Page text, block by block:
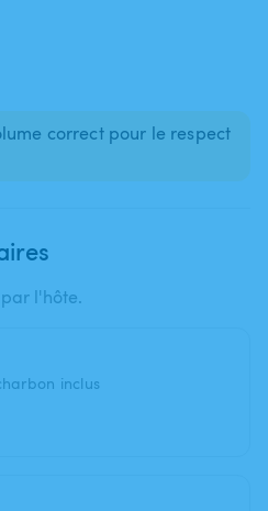
correct pour le respect
l'hôte.
inclus